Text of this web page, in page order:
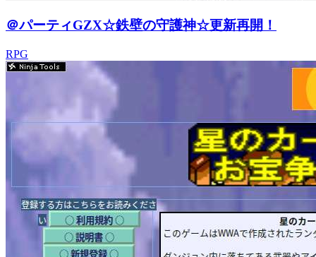
＠パーティGZX☆鉄壁の守護神☆更新再開！
RPG